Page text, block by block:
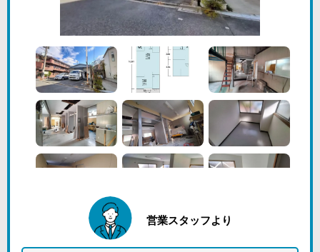
営業スタッフより